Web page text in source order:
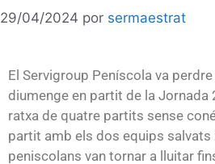
29/04/2024 por sermaestrat
El Servigroup Peníscola va
diumenge en partit de la Jornada
ratxa de quatre partits sense
partit amb els dos equips
peniscolans van tornar a lluitar